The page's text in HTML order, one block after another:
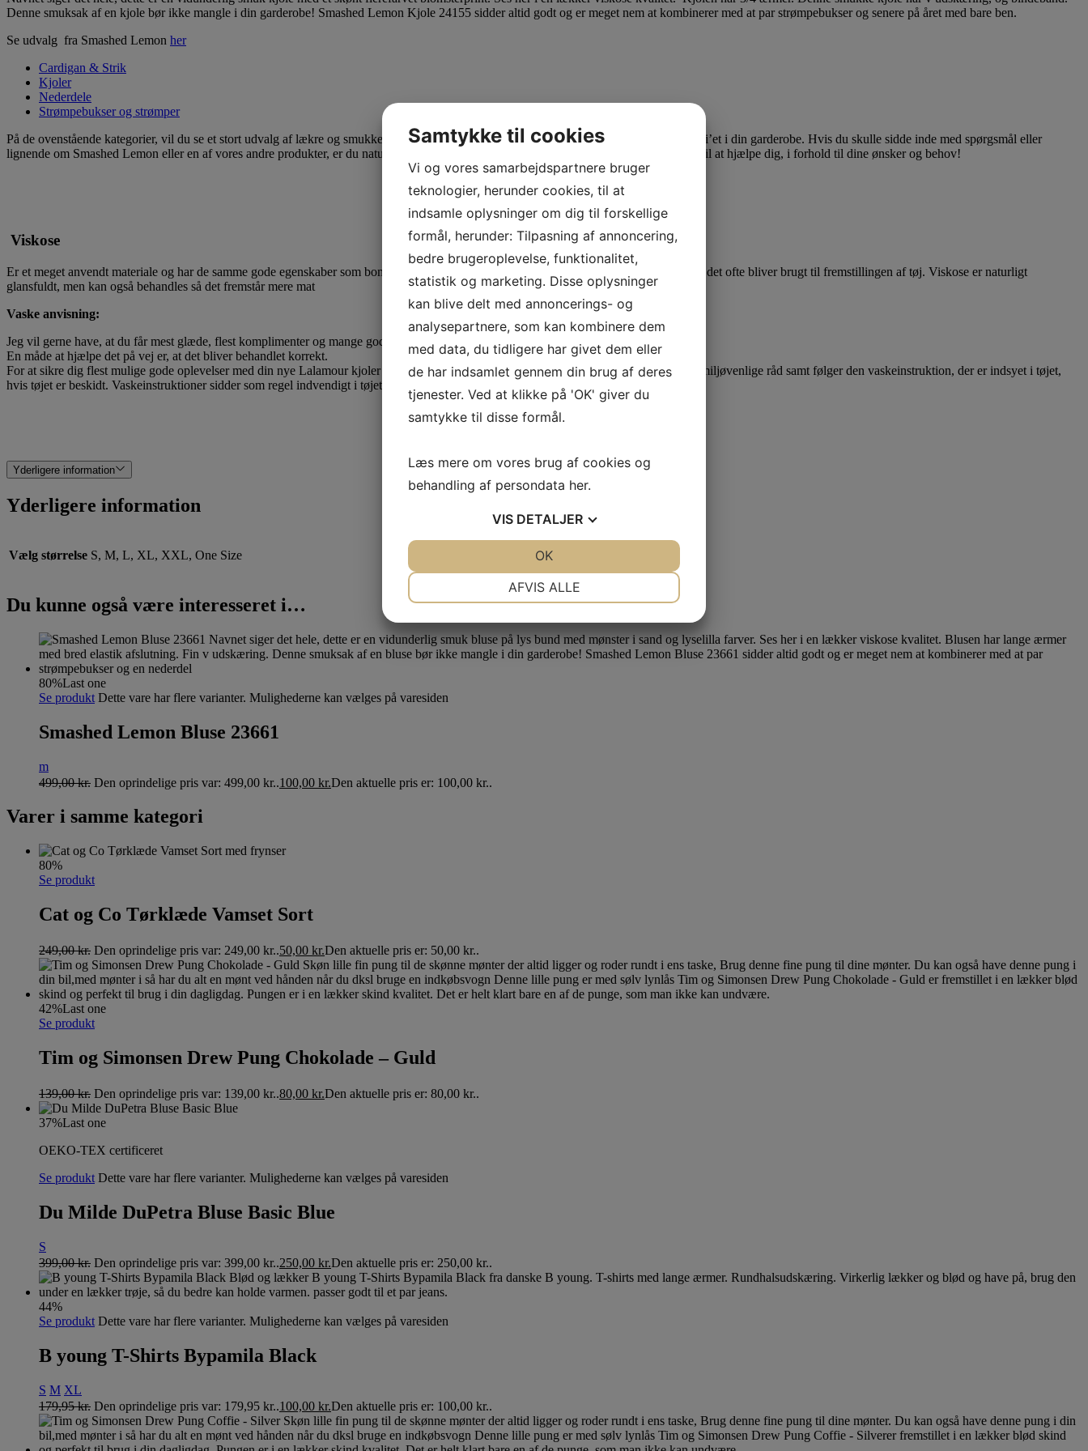
Denne smuksak af en kjole bør ikke mangle i din garderobe! Smashed Lemon Kjole 24155 sidder altid godt og er meget nem at kombinerer med at par strømpebukser og senere på året med bare ben.
Se udvalg fra Smashed Lemon her
Cardigan & Strik
Kjoler
Nederdele
Strømpebukser og strømper
På de ovenstående kategorier, vil du se et stort udvalg af lækre og smukke mærker. Disse mærker kan være med til at tilføje prikken over i’et i din garderobe. Hvis du skulle sidde inde med spørgsmål eller
lignende om Smashed Lemon eller en af vores andre produkter, er du naturligvis altid velkommen til at
, vi vil altid være klar til at hjælpe dig, i forhold til dine ønsker og behov!
Viskose
Er et meget anvendt materiale og har de samme gode egenskaber som bomuld. Viskose falder også utroligt flot på kroppen, hvilket gør at det ofte bliver brugt til fremstillingen af tøj. Viskose er naturligt
glansfuldt, men kan også behandles så det fremstår mere mat
Vaske anvisning:
Jeg vil gerne have, at du får mest glæde, flest komplimenter og mange gode oplevelser i dit nye tøj.
En måde at hjælpe det på vej er, at det bliver behandlet korrekt.
For at sikre dig flest mulige gode oplevelser med din nye Lalamour kjoler og nederdele ,samt mindske slid, er det vigtigt, at du følger de miljøvenlige råd samt følger den vaskeinstruktion, der er indsyet i tøjet,
hvis tøjet er beskidt. Vaskeinstruktioner sidder som regel indvendigt i tøjets venstre side!
Yderligere information
Yderligere information
Vælg størrelse S, M, L, XL, XXL, One Size
Du kunne også være interesseret i…
80%Last one
Se produkt Dette vare har flere varianter. Mulighederne kan vælges på varesiden
Smashed Lemon Bluse 23661
m
499,00kr. Den oprindelige pris var: 499,00 kr..100,00 kr.Den aktuelle pris er: 100,00 kr..
Varer i samme kategori
80%
Se produkt
Cat og Co Tørklæde Vamset Sort
249,00kr. Den oprindelige pris var: 249,00 kr..50,00 kr.Den aktuelle pris er: 50,00 kr..
42%Last one
Se produkt
Tim og Simonsen Drew Pung Chokolade – Guld
139,00kr. Den oprindelige pris var: 139,00 kr..80,00 kr.Den aktuelle pris er: 80,00 kr..
37%Last one
OEKO-TEX certificeret
Se produkt Dette vare har flere varianter. Mulighederne kan vælges på varesiden
Du Milde DuPetra Bluse Basic Blue
S
399,00kr. Den oprindelige pris var: 399,00 kr..250,00 kr.Den aktuelle pris er: 250,00 kr..
44%
Se produkt Dette vare har flere varianter. Mulighederne kan vælges på varesiden
B young T-Shirts Bypamila Black
S M XL
179,95kr. Den oprindelige pris var: 179,95 kr..100,00 kr.Den aktuelle pris er: 100,00 kr..
Samtykke til cookies
Vi og vores samarbejdspartnere bruger
teknologier, herunder cookies, til at
indsamle oplysninger om dig til forskellige
formål, herunder: Tilpasning af annoncering,
bedre brugeroplevelse, funktionalitet,
statistik og marketing. Disse oplysninger
kan blive delt med annoncerings- og
analysepartnere, som kan kombinere dem
med data, du tidligere har givet dem eller
de har indsamlet gennem din brug af deres
tjenester. Ved at klikke på 'OK' giver du
samtykke til disse formål.
Læs mere om vores brug af cookies og
behandling af persondata her.
VIS DETALJER
MARKETING STATISTIK
AFVIS ALLE
OK